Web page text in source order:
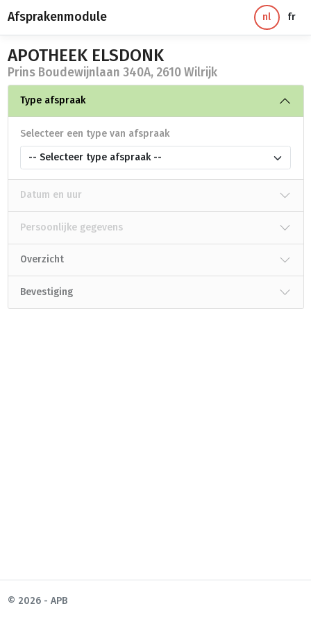
Afsprakenmodule nl fr
APOTHEEK ELSDONK
Prins Boudewijnlaan 340A, 2610 Wilrijk
Type afspraak
Selecteer een type van afspraak
-- Selecteer type afspraak --
Datum en uur
Persoonlijke gegevens
Overzicht
Bevestiging
© 2026 - APB